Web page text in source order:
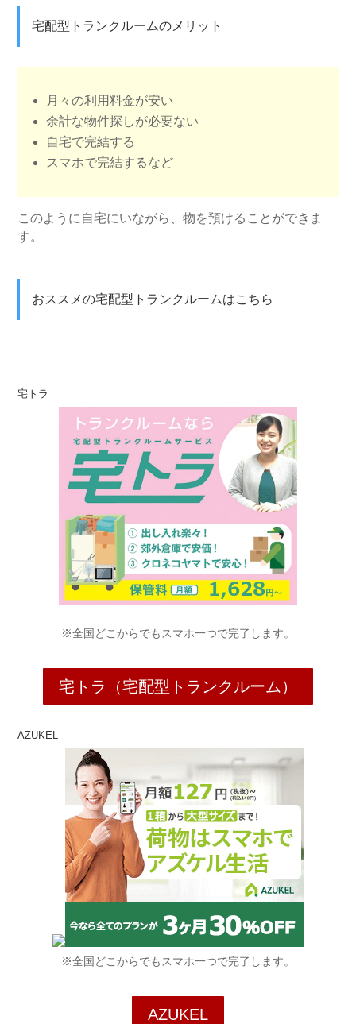
宅配型トランクルームのメリット
月々の利用料金が安い
余計な物件探しが必要ない
自宅で完結する
スマホで完結するなど
このように自宅にいながら、物を預けることができま
す。
おススメの宅配型トランクルームはこちら
宅トラ
※全国どこからでもスマホ一つで完了します。
宅トラ（宅配型トランクルーム）
AZUKEL
※全国どこからでもスマホ一つで完了します。
AZUKEL